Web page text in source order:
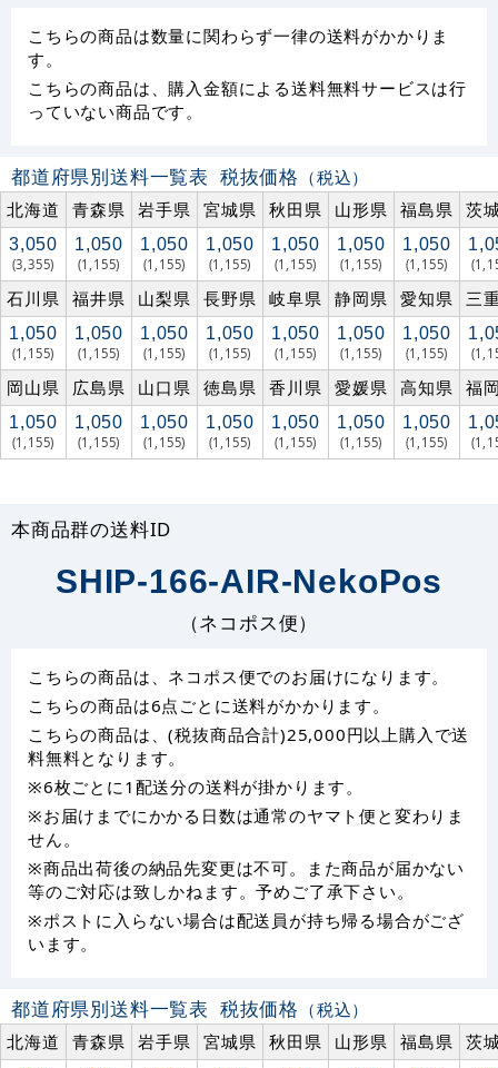
こちらの商品は数量に関わらず一律の送料がかかりま
す。
こちらの商品は、購入金額による送料無料サービスは行
っていない商品です。
都道府県別送料一覧表 税抜価格 （税込）
北海道
青森県 岩手県 宮城県 秋田県 山形県 福島県 茨
3,050
(3,355)
1,050
(1,155)
1,050
(1,155)
1,050
(1,155)
1,050
(1,155)
1,050
(1,155)
1,050
(1,155)
石川県 福井県 山梨県 長野県 岐阜県 静岡県 愛知県 三
1,050
(1,155)
1,050
(1,155)
1,050
(1,155)
1,050
(1,155)
1,050
(1,155)
1,050
(1,155)
1,050
(1,155)
岡山県 広島県 山口県 徳島県 香川県 愛媛県 高知県 福
1,050
(1,155)
1,050
(1,155)
1,050
(1,155)
1,050
(1,155)
1,050
(1,155)
1,050
(1,155)
1,050
(1,155)
本商品群の送料ID
SHIP-166-AIR-NekoPos
（ネコポス便）
こちらの商品は、ネコポス便でのお届けになります。
こちらの商品は6点ごとに送料がかかります。
こちらの商品は、(税抜商品合計)25,000円以上購入で送
料無料となります。
※6枚ごとに1配送分の送料が掛かります。
※お届けまでにかかる日数は通常のヤマト便と変わりま
せん。
※商品出荷後の納品先変更は不可。また商品が届かない
等のご対応は致しかねます。予めご了承下さい。
※ポストに入らない場合は配送員が持ち帰る場合がござ
います。
都道府県別送料一覧表 税抜価格 （税込）
北海道
青森県 岩手県 宮城県 秋田県 山形県 福島県 茨